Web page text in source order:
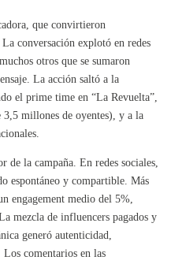
que convirtieron
conversación explotó en redes
otros que se sumaron
La acción saltó a la
el prime time en “La Revuelta”,
3,5 millones de oyentes), y a la
la campaña. En redes sociales,
espontáneo y compartible. Más
engagement medio del 5%,
mezcla de influencers pagados y
generó autenticidad,
comentarios en las